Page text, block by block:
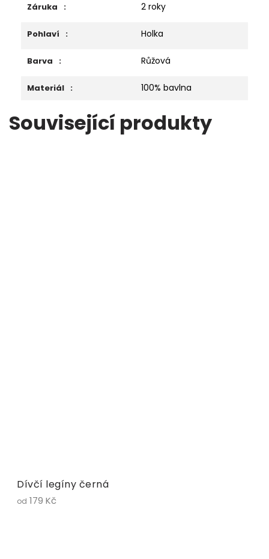
Záruka : 2 roky
Pohlaví : Holka
Barva : Růžová
Materiál : 100% bavlna
Související produkty
Dívčí legíny černá
od 179 Kč